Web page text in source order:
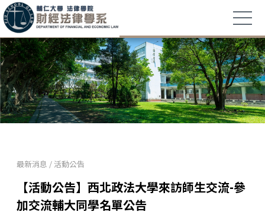
最新消息 / 活動公告
【活動公告】西北政法大學來訪師生交流-參
加交流輔大同學名單公告